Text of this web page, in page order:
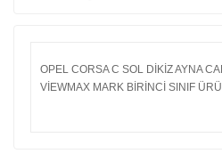
OPEL CORSA C SOL DİKİZ AYNA
VİEWMAX MARK BİRİNCİ SINIF